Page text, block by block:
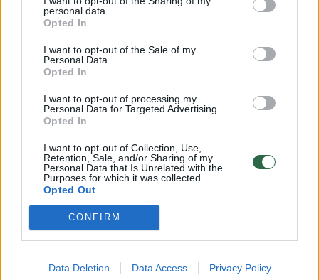
personal data.
Opted In
I want to opt-out of the Sale of my
Personal Data.
Opted In
I want to opt-out of processing my
Personal Data for Targeted Advertising.
Opted In
I want to opt-out of Collection, Use,
Retention, Sale, and/or Sharing of my
Personal Data that Is Unrelated with the
Purposes for which it was collected.
Opted Out
CONFIRM
Data Deletion Data Access Privacy Policy
Širdies ritmo pokyčius dažniausiai
išprovokuoja miego trūkumas, emocinė
įtampa ir stresas, nes jie didina organizmo
„streso hormonų“ aktyvumą. Ritmo
sutrikimus taip pat gali skatinti alkoholis,
gėrimai.
Po persirgtų infekcijų organizmas kurį laiką
gali būti jautresnis permušimams ar
krūvis, ypač po ligos ar esant nuovargiui bei